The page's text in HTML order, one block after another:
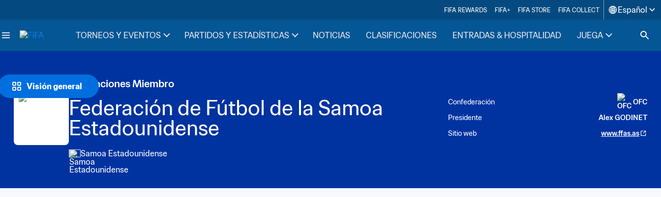
FIFA REWARDS FIFA+ FIFA STORE FIFA COLLECT Español
TORNEOS Y EVENTOS PARTIDOS Y ESTADÍSTICAS NOTICIAS CLASIFICACIONES ENTRADAS & HOSPITALIDAD JUEGA INSIDE
Visión generalFederaciones Miembro
Federación de Fútbol de la Samoa
Estadounidense
Samoa Estadounidense
Confederación
OFC
Presidente
Alex GODINET
Sitio web
www.ffas.as